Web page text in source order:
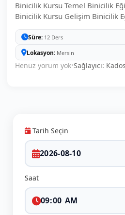
Binicilik Kursu Temel Binicilik
Binicilik Kursu Gelişim Binicilik
Süre 12 Ders
Lokasyon Mersin
Henüz yorum yok•Sağlayıcı:
Tarih Seçin
Saat